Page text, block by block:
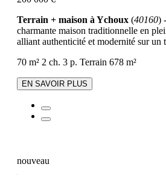
Terrain + maison à Ychoux (40160)
charmante maison traditionnelle en
alliant authenticité et modernité sur un
70 m² 2 ch. 3 p. Terrain 678 m²
EN SAVOIR PLUS
nouveau